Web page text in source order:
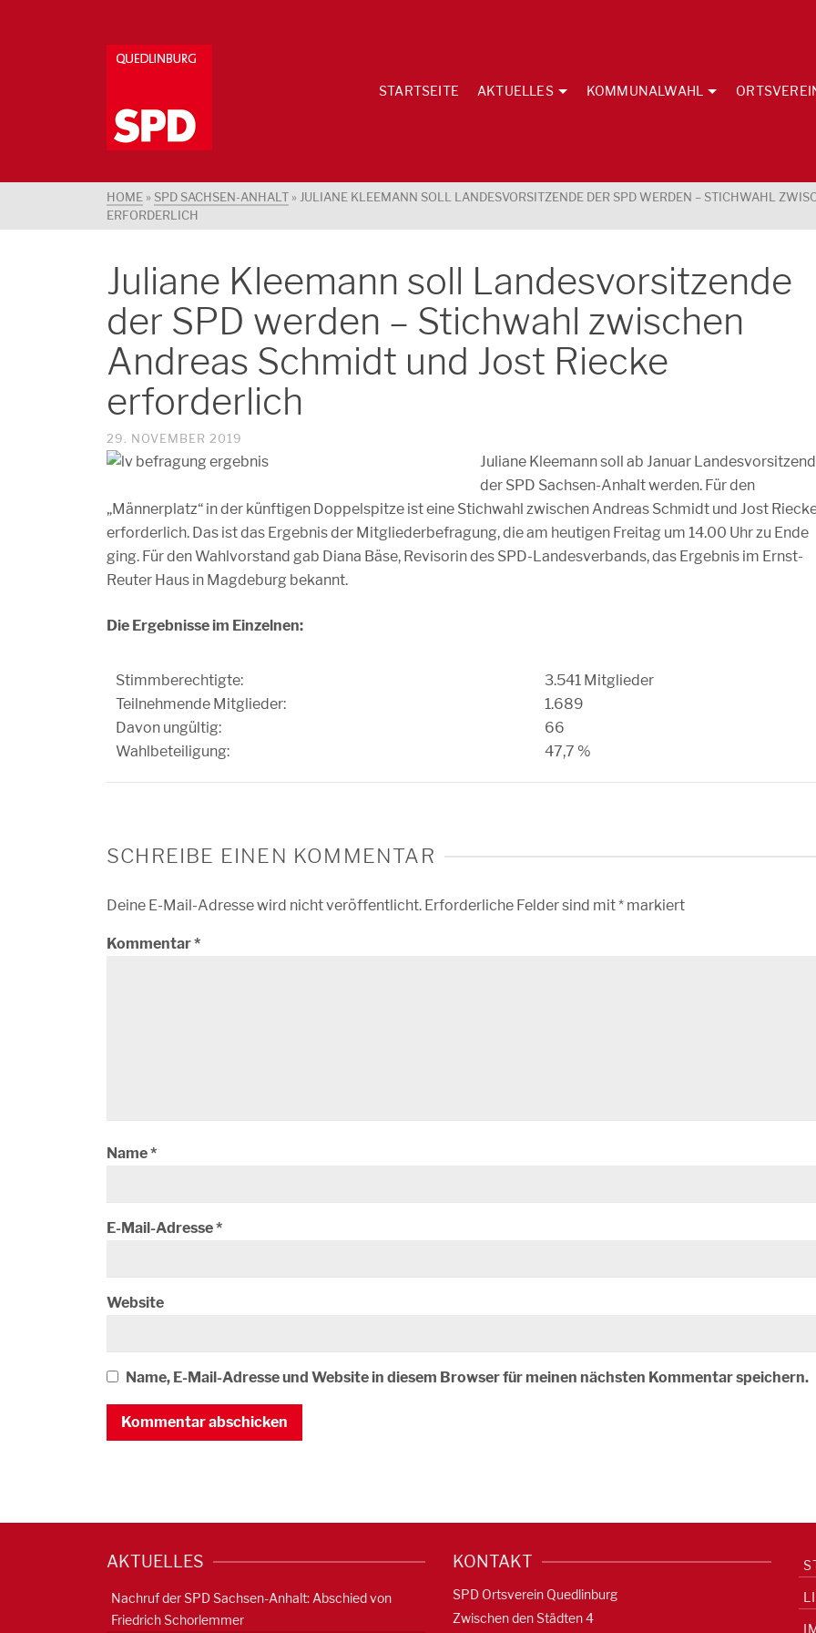
STARTSEITE AKTUELLES KOMMUNALWAHL
HOME » SPD SACHSEN-ANHALT » JULIANE KLEEMANN SOLL LANDESVORSITZENDE DER SPD WERDEN – STICHWAHL
ERFORDERLICH
Juliane Kleemann soll Landesvorsitzende
der SPD werden – Stichwahl zwischen
Andreas Schmidt und Jost Riecke
erforderlich
29. NOVEMBER 2019
Juliane Kleemann soll ab Januar
der SPD Sachsen-Anhalt werden. Für den
„Männerplatz“ in der künftigen Doppelspitze ist eine Stichwahl zwischen Andreas Schmidt und Jost
erforderlich. Das ist das Ergebnis der Mitgliederbefragung, die am heutigen Freitag um 14.00 Uhr zu Ende
ging. Für den Wahlvorstand gab Diana Bäse, Revisorin des SPD-Landesverbands, das Ergebnis im Ernst-
Reuter Haus in Magdeburg bekannt.
Die Ergebnisse im Einzelnen:
Stimmberechtigte:
Teilnehmende Mitglieder:
Davon ungültig:
Wahlbeteiligung:
3.541 Mitglieder
1.689
66
47,7 %
SCHREIBE EINEN KOMMENTAR
Deine E-Mail-Adresse wird nicht veröffentlicht. Erforderliche Felder sind mit* markiert
Kommentar*
Name*
E-Mail-Adresse*
Website
Name, E-Mail-Adresse und Website in diesem Browser für meinen nächsten Kommentar speichern.
AKTUELLES
Nachruf der SPD Sachsen-Anhalt: Abschied von
Friedrich Schorlemmer
KONTAKT
SPD Ortsverein Quedlinburg
Zwischen den Städten 4